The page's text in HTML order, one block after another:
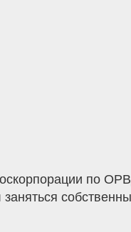
по